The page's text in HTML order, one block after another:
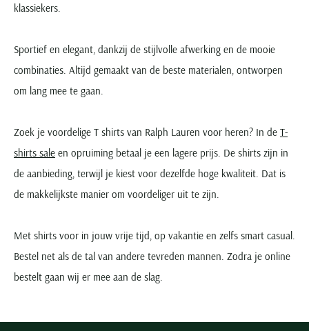
klassiekers.
Sportief en elegant, dankzij de stijlvolle afwerking en de mooie
combinaties. Altijd gemaakt van de beste materialen, ontworpen
om lang mee te gaan.
Zoek je voordelige T shirts van Ralph Lauren voor heren? In de T-
shirts sale en opruiming betaal je een lagere prijs. De shirts zijn in
de aanbieding, terwijl je kiest voor dezelfde hoge kwaliteit. Dat is
de makkelijkste manier om voordeliger uit te zijn.
Met shirts voor in jouw vrije tijd, op vakantie en zelfs smart casual.
Bestel net als de tal van andere tevreden mannen. Zodra je online
bestelt gaan wij er mee aan de slag.